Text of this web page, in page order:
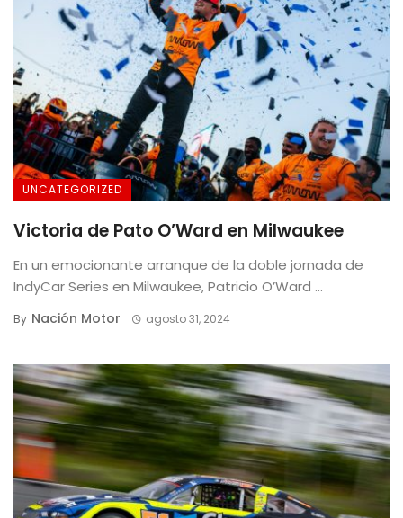
UNCATEGORIZED
Victoria de Pato O’Ward en Milwaukee
En un emocionante arranque de la doble jornada de
IndyCar Series en Milwaukee, Patricio O’Ward ...
By Nación Motor agosto 31, 2024